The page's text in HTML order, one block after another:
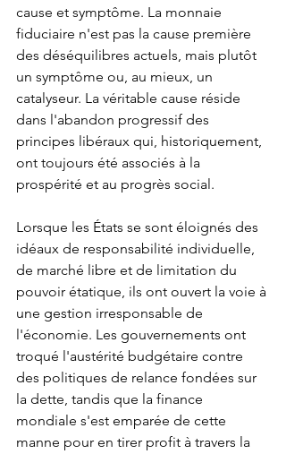
cause et symptôme. La monnaie
fiduciaire n'est pas la cause première
des déséquilibres actuels, mais plutôt
un symptôme ou, au mieux, un
catalyseur. La véritable cause réside
dans l'abandon progressif des
principes libéraux qui, historiquement,
ont toujours été associés à la
prospérité et au progrès social.
Lorsque les États se sont éloignés des
idéaux de responsabilité individuelle,
de marché libre et de limitation du
pouvoir étatique, ils ont ouvert la voie à
une gestion irresponsable de
l'économie. Les gouvernements ont
troqué l'austérité budgétaire contre
des politiques de relance fondées sur
la dette, tandis que la finance
mondiale s'est emparée de cette
manne pour en tirer profit à travers la